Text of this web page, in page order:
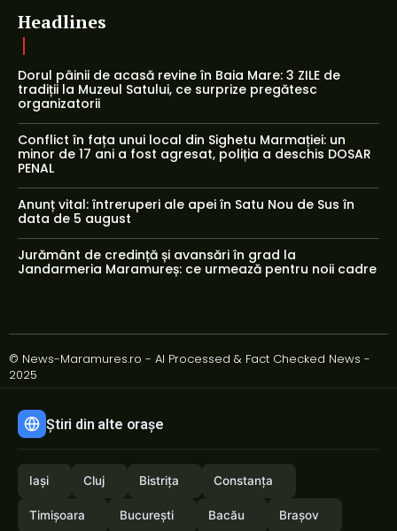
Headlines
Dorul pâinii de acasă revine în Baia Mare: 3 ZILE de
tradiții la Muzeul Satului, ce surprize pregătesc
organizatorii
Conflict în fața unui local din Sighetu Marmației: un
minor de 17 ani a fost agresat, poliția a deschis DOSAR
PENAL
Anunț vital: întreruperi ale apei în Satu Nou de Sus în
data de 5 august
Jurământ de credință și avansări în grad la
Jandarmeria Maramureș: ce urmează pentru noii cadre
© News-Maramures.ro - AI Processed & Fact Checked News -
2025
Știri din alte orașe
Iași Cluj Bistrița Constanța
Timișoara București Bacău Brașov